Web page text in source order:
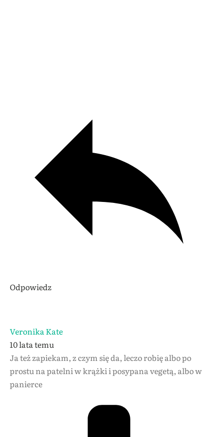
Odpowiedz
Veronika Kate
10 lata temu
Ja też zapiekam, z czym się da, leczo robię albo po
prostu na patelni w krążki i posypana vegetą, albo w
panierce